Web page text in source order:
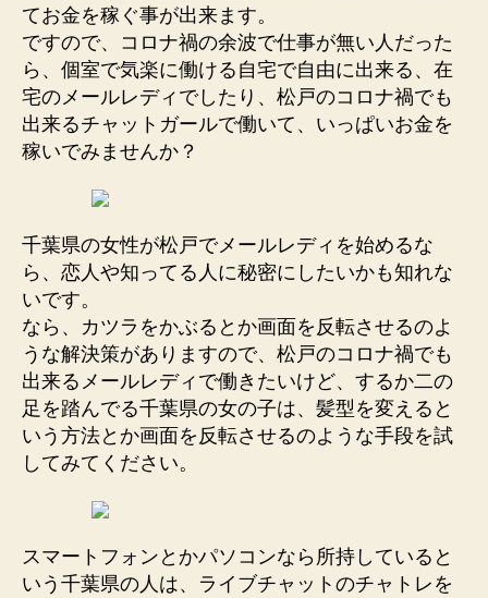
てお金を稼ぐ事が出来ます。
ですので、コロナ禍の余波で仕事が無い人だった
ら、個室で気楽に働ける自宅で自由に出来る、在
宅のメールレディでしたり、松戸のコロナ禍でも
出来るチャットガールで働いて、いっぱいお金を
稼いでみませんか？
千葉県の女性が松戸でメールレディを始めるな
ら、恋人や知ってる人に秘密にしたいかも知れな
いです。
なら、カツラをかぶるとか画面を反転させるのよ
うな解決策がありますので、松戸のコロナ禍でも
出来るメールレディで働きたいけど、するか二の
足を踏んでる千葉県の女の子は、髪型を変えると
いう方法とか画面を反転させるのような手段を試
してみてください。
スマートフォンとかパソコンなら所持していると
いう千葉県の人は、ライブチャットのチャトレを